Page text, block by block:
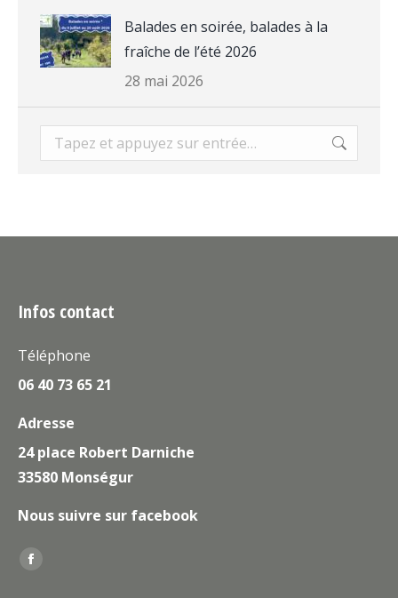
Balades en soirée, balades à la
fraîche de l’été 2026
28 mai 2026
Recherche
:
Infos contact
Téléphone
06 40 73 65 21
Adresse
24 place Robert Darniche
33580 Monségur
Nous suivre sur facebook
Trouvez nous sur :
La